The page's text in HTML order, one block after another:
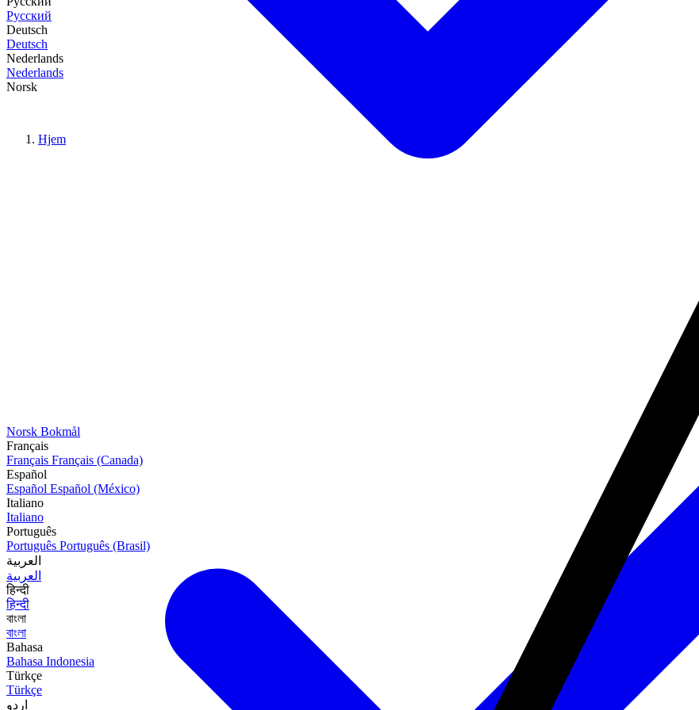
Norsk Bokmål
Français
Français Français (Canada)
Español
Español Español (México)
Italiano
Italiano
Português
Português Português (Brasil)
العربية
العربية
हिन्दी
हिन्दी
বাংলা
বাংলা
Bahasa
Bahasa Indonesia
Türkçe
Türkçe
اردو
Русский
Deutsch
Deutsch
Nederlands
Nederlands
Norsk
Hjem